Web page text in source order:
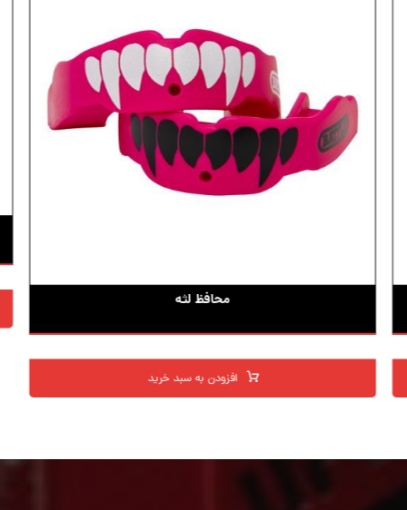
محافظ لثه
افزودن به سبد خرید